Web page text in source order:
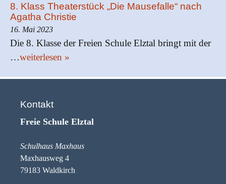
8. Klass Theaterstück „Die Mausefalle“ nach
Agatha Christie
16. Mai 2023
Die 8. Klasse der Freien Schule Elztal bringt mit der
…weiterlesen »
Kontakt
Freie Schule Elztal
Schulhaus Maxhaus
Maxhausweg 4
79183 Waldkirch